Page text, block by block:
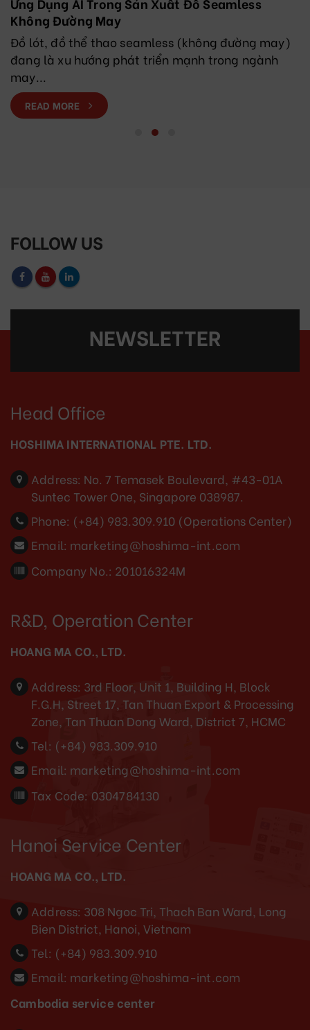
Không Đường May
Đồ lót, đồ thể thao seamless (không đường may)
đang là xu hướng phát triển mạnh trong ngành
may...
READ MORE
FOLLOW US
NEWSLETTER
Head Office
HOSHIMA INTERNATIONAL PTE. LTD.
Address: No. 7 Temasek Boulevard, #43-01A
Suntec Tower One, Singapore 038987.
Phone: (+84) 983.309.910 (Operations Center)
Email: marketing@hoshima-int.com
Company No.: 201016324M
R&D, Operation Center
HOANG MA CO., LTD.
Address: 3rd Floor, Unit 1, Building H, Block
F.G.H, Street 17, Tan Thuan Export & Processing
Zone, Tan Thuan Dong Ward, District 7, HCMC
Tel: (+84) 983.309.910
Email: marketing@hoshima-int.com
Tax Code: 0304784130
Hanoi Service Center
HOANG MA CO., LTD.
Address: 308 Ngoc Tri, Thach Ban Ward, Long
Bien District, Hanoi, Vietnam
Tel: (+84) 983.309.910
Email: marketing@hoshima-int.com
Cambodia service center